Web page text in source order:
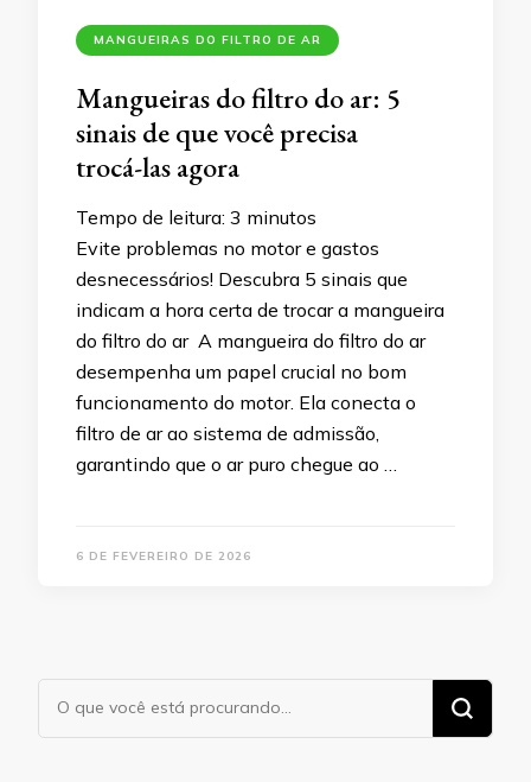
MANGUEIRAS DO FILTRO DE AR
Mangueiras do filtro do ar: 5
sinais de que você precisa
trocá-las agora
Tempo de leitura: 3 minutos
Evite problemas no motor e gastos
desnecessários! Descubra 5 sinais que
indicam a hora certa de trocar a mangueira
do filtro do ar A mangueira do filtro do ar
desempenha um papel crucial no bom
funcionamento do motor. Ela conecta o
filtro de ar ao sistema de admissão,
garantindo que o ar puro chegue ao …
6 DE FEVEREIRO DE 2026
Procurando
algo?